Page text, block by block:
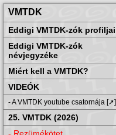
VMTDK
Eddigi VMTDK-zók profiljai
Eddigi VMTDK-zók
névjegyzéke
Miért kell a VMTDK?
VIDEÓK
- A VMTDK youtube csatornája [➚]
25. VMTDK (2026)